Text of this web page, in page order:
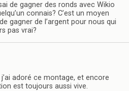
de gagner des ronds avec Wikio
connais? C’est un moyen
gagner de l’argent pour nous qui
pas vrai?
j’ai adoré ce montage, et encore
est toujours aussi vive.